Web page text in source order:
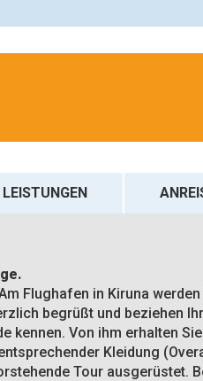
LEISTUNGEN
Flughafen in Kiruna
begrüßt und beziehen
kennen. Von ihm erhalten
Kleidung
Tour ausgerüstet.